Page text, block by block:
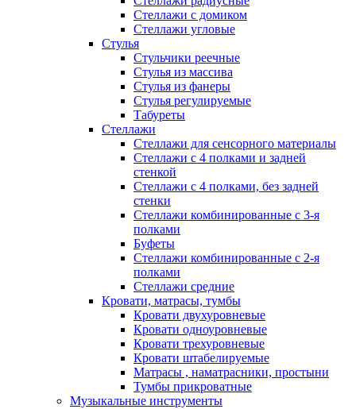
Стеллажи с домиком
Стеллажи угловые
Стулья
Стульчики реечные
Стулья из массива
Стулья из фанеры
Стулья регулируемые
Табуреты
Стеллажи
Стеллажи для сенсорного материалы
Стеллажи с 4 полками и задней
стенкой
Стеллажи с 4 полками, без задней
стенки
Стеллажи комбинированные с 3-я
полками
Буфеты
Стеллажи комбинированные с 2-я
полками
Стеллажи средние
Кровати, матрасы, тумбы
Кровати двухуровневые
Кровати одноуровневые
Кровати трехуровневые
Кровати штабелируемые
Матрасы , наматрасники, простыни
Тумбы прикроватные
Музыкальные инструменты